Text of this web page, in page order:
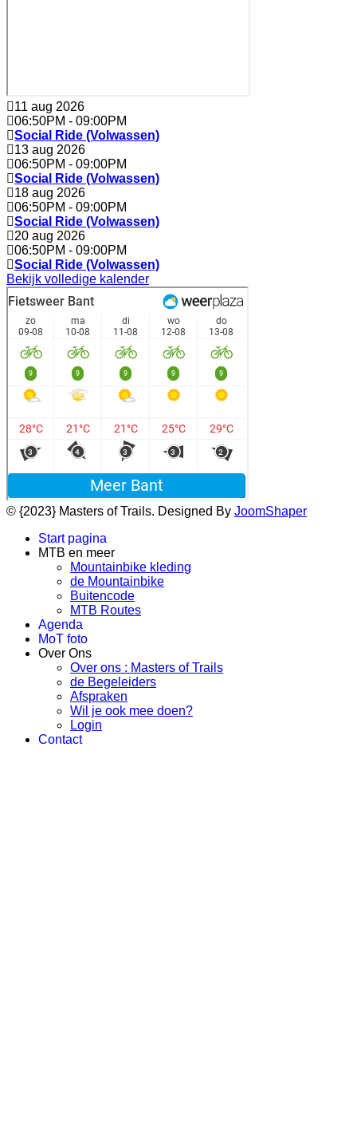
11 aug 2026
06:50PM - 09:00PM
Social Ride (Volwassen)
13 aug 2026
06:50PM - 09:00PM
Social Ride (Volwassen)
18 aug 2026
06:50PM - 09:00PM
Social Ride (Volwassen)
20 aug 2026
06:50PM - 09:00PM
Social Ride (Volwassen)
Bekijk volledige kalender
© {2023} Masters of Trails. Designed By JoomShaper
Start pagina
MTB en meer
Mountainbike kleding
de Mountainbike
Buitencode
MTB Routes
Agenda
MoT foto
Over Ons
Over ons : Masters of Trails
de Begeleiders
Afspraken
Wil je ook mee doen?
Login
Contact